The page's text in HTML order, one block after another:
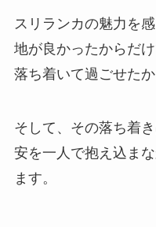
スリランカの魅力を
地が良かったからだけ
落ち着いて過ごせたか
そして、その落ち着
安を一人で抱え込ま
ます。